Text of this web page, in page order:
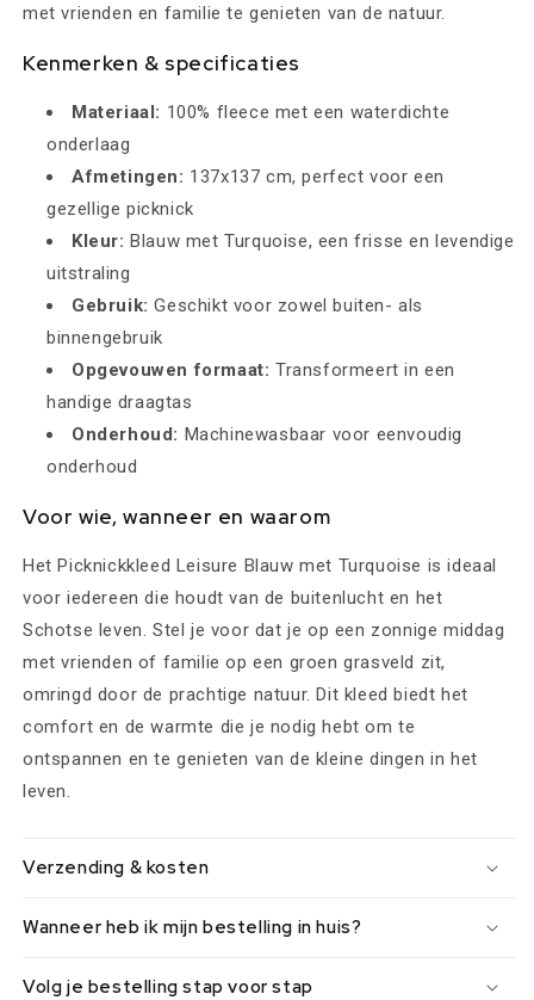
met vrienden en familie te genieten van de natuur.
Kenmerken & specificaties
Materiaal: 100% fleece met een waterdichte
onderlaag
Afmetingen: 137x137 cm, perfect voor een
gezellige picknick
Kleur: Blauw met Turquoise, een frisse en levendige
uitstraling
Gebruik: Geschikt voor zowel buiten- als
binnengebruik
Opgevouwen formaat: Transformeert in een
handige draagtas
Onderhoud: Machinewasbaar voor eenvoudig
onderhoud
Voor wie, wanneer en waarom
Het Picknickkleed Leisure Blauw met Turquoise is ideaal
voor iedereen die houdt van de buitenlucht en het
Schotse leven. Stel je voor dat je op een zonnige middag
met vrienden of familie op een groen grasveld zit,
omringd door de prachtige natuur. Dit kleed biedt het
comfort en de warmte die je nodig hebt om te
ontspannen en te genieten van de kleine dingen in het
leven.
Verzending & kosten
Wanneer heb ik mijn bestelling in huis?
Volg je bestelling stap voor stap